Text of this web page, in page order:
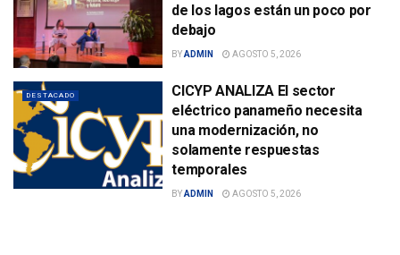
de los lagos están un poco por
debajo
BYADMIN AGOSTO 5, 2026
DESTACADO
CICYP ANALIZA El sector
eléctrico panameño necesita
una modernización, no
solamente respuestas
temporales
BYADMIN AGOSTO 5, 2026